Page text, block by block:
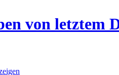
von letztem